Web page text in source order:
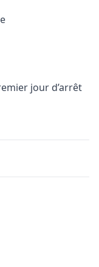
jour d’arrêt